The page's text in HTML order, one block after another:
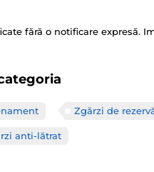
fără o notificare expresă.
Zgărzi de
anti-lătrat